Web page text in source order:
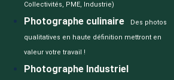
Collectivités, PME, Industrie)
Photographe culinaire
Des photos
qualitatives en haute définition mettront en
valeur votre travail !
Photographe Industriel